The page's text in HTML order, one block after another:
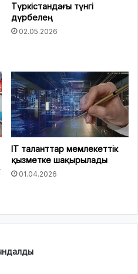
Түркістандағы түнгі
дүрбелең
02.05.2026
IT таланттар мемлекеттік
қызметке шақырылады
01.04.2026